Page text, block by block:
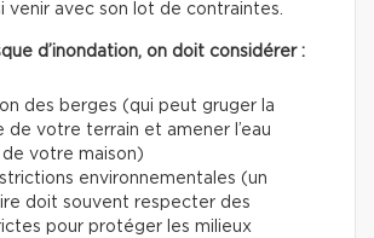
venir avec son lot de contraintes.
d’inondation, on doit considérer :
des berges (qui peut gruger la
de votre terrain et amener l’eau
de votre maison)
environnementales (un
doit souvent respecter des
pour protéger les milieux